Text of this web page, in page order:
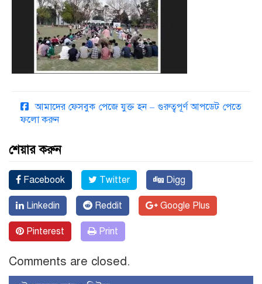
আমাদের ফেসবুক পেজে যুক্ত হন – গুরুত্বপূর্ণ আপডেট পেতে
ফলো করুন
শেয়ার করুন
Facebook Twitter Digg
Linkedin Reddit Google Plus
Pinterest Print
Comments are closed.